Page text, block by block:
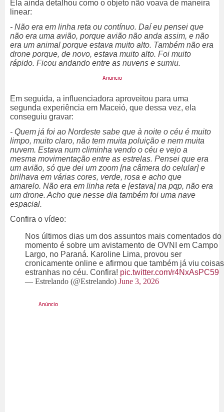
Ela ainda detalhou como o objeto não voava de maneira
linear:
- Não era em linha reta ou contínuo. Daí eu pensei que
não era uma avião, porque avião não anda assim, e não
era um animal porque estava muito alto. Também não era
drone porque, de novo, estava muito alto. Foi muito
rápido. Ficou andando entre as nuvens e sumiu.
Em seguida, a influenciadora aproveitou para uma
segunda experiência em Maceió, que dessa vez, ela
conseguiu gravar:
- Quem já foi ao Nordeste sabe que à noite o céu é muito
limpo, muito claro, não tem muita poluição e nem muita
nuvem. Estava num climinha vendo o céu e vejo a
mesma movimentação entre as estrelas. Pensei que era
um avião, só que dei um zoom [na câmera do celular] e
brilhava em várias cores, verde, rosa e acho que
amarelo. Não era em linha reta e [estava] na pqp, não era
um drone. Acho que nesse dia também foi uma nave
espacial.
Confira o vídeo:
Nos últimos dias um dos assuntos mais comentados do
momento é sobre um avistamento de OVNI em Campo
Largo, no Paraná. Karoline Lima, provou ser
cronicamente online e afirmou que também já viu coisas
estranhas no céu. Confira! pic.twitter.com/r4NxAsPC59
— Estrelando (@Estrelando) June 3, 2026